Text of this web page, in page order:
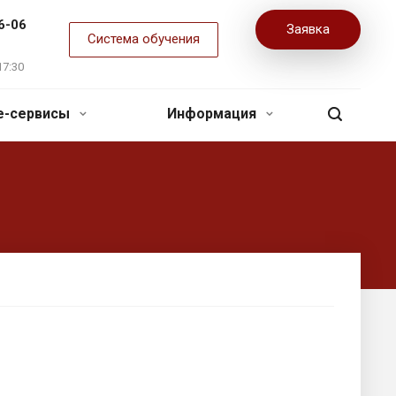
06
Система обучения
Заявка
сервисы Информация